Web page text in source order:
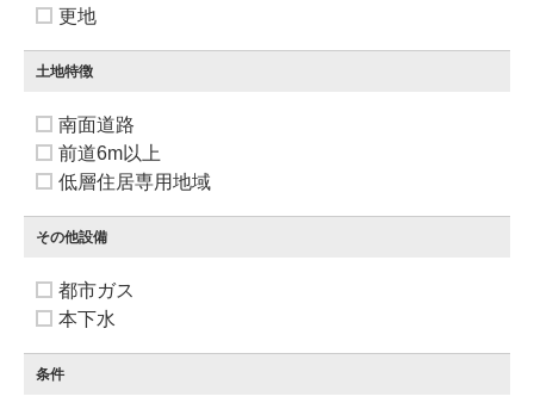
更地
土地特徴
南面道路
前道6m以上
低層住居専用地域
その他設備
都市ガス
本下水
条件